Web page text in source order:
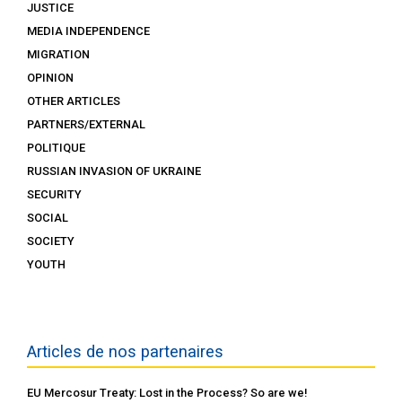
JUSTICE
MEDIA INDEPENDENCE
MIGRATION
OPINION
OTHER ARTICLES
PARTNERS/EXTERNAL
POLITIQUE
RUSSIAN INVASION OF UKRAINE
SECURITY
SOCIAL
SOCIETY
YOUTH
Articles de nos partenaires
EU Mercosur Treaty: Lost in the Process? So are we!